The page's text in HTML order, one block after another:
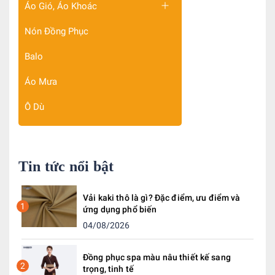
Áo Gió, Áo Khoác
Nón Đồng Phục
Balo
Áo Mưa
Ô Dù
Tin tức nổi bật
1
Vải kaki thô là gì? Đặc điểm, ưu điểm và
ứng dụng phổ biến
04/08/2026
2
Đồng phục spa màu nâu thiết kế sang
trọng, tinh tế